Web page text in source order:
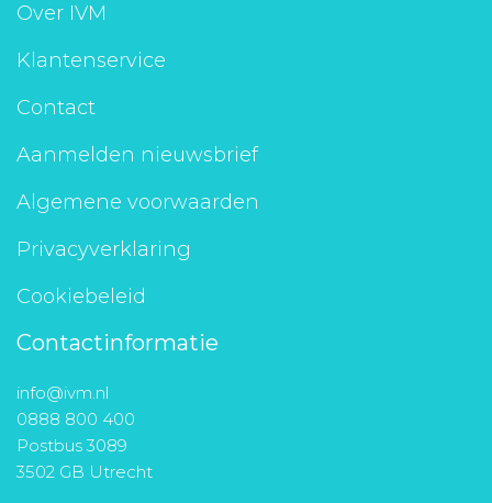
Over IVM
Klantenservice
Contact
Aanmelden nieuwsbrief
Algemene voorwaarden
Privacyverklaring
Cookiebeleid
Contactinformatie
info@ivm.nl
0888 800 400
Postbus 3089
3502 GB Utrecht